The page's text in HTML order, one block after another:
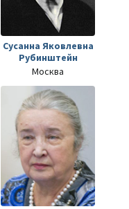
Сусанна Яковлевна
Рубинштейн
Москва